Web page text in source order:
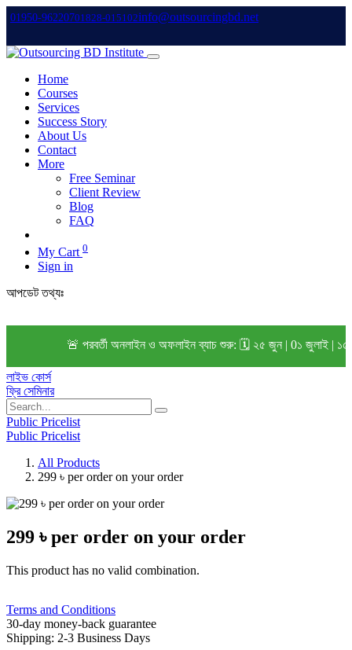
01950-96220701828-015102info@outsourcingbd.net
Home
Courses
Services
Success Story
About Us
Contact
More
Free Seminar
Client Review
Blog
FAQ
My Cart 0
Sign in
আপডেট তথ্যঃ
🚨 পরবর্তী অনলাইন ও অফলাইন ব্যাচ শুরু: 🗓️ ২৫ জুন | 0১ জুলাই | ১৫
লাইভ কোর্স
ফ্রি সেমিনার
Public Pricelist
Public Pricelist
All Products
299 ৳ per order on your order
299 ৳ per order on your order
This product has no valid combination.
Terms and Conditions
30-day money-back guarantee
Shipping: 2-3 Business Days